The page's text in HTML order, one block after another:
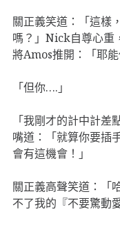
關正義笑道：「這樣
嗎？」Nick自尊心重
將Amos推開：「耶
「但你….」
「我剛才的計中計
嘴道：「就算你要插
會有這機會！」
關正義高聲笑道：「
不了我的『不要驚動